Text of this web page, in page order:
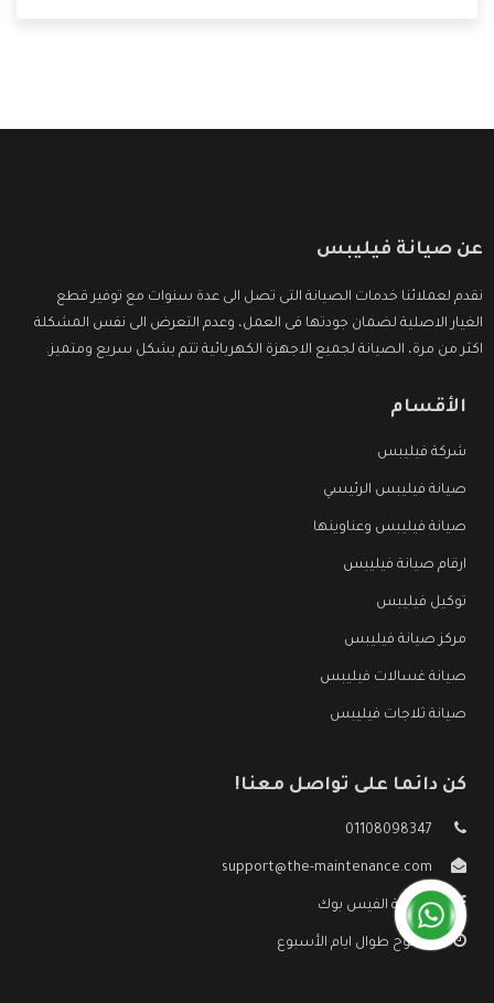
عن صيانة فيليبس
نقدم لعملائنا خدمات الصيانة التى تصل الى عدة سنوات مع توفير قطع
الغيار الاصلية لضمان جودتها فى العمل، وعدم التعرض الى نفس المشكلة
اكثر من مرة، الصيانة لجميع الاجهزة الكهربائية تتم بشكل سريع ومتميز.
الأقسام
شركة فيليبس
صيانة فيليبس الرئيسي
صيانة فيليبس وعناوينها
ارقام صيانة فيليبس
توكيل فيليبس
مركز صيانة فيليبس
صيانة غسالات فيليبس
صيانة ثلاجات فيليبس
كن دائما على تواصل معنا!
01108098347
support@the-maintenance.com
صفحة الفيس بوك
مفتوح طوال ايام الأسبوع